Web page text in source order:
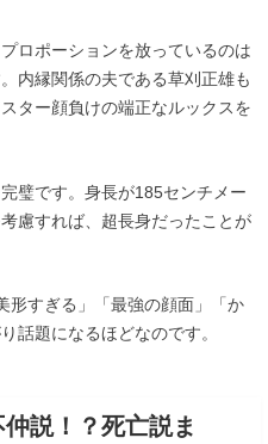
ロポーションを放っているのは
内縁関係の夫である草刈正雄も
ター顔負けの端正なルックスを
璧です。身長が185センチメー
慮すれば、超長身だったことが
形すぎる」「最強の顔面」「か
話題になるほどなのです。
説！？死亡説ま